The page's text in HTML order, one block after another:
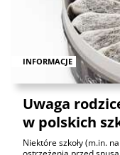
INFORMACJE
Uwaga
w polskich
Niektóre szkoły (m.in.